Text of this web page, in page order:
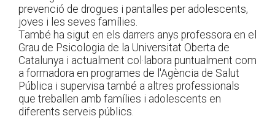
prevenció de drogues i pantalles per adolescents,
joves i les seves famílies.
També ha sigut en els darrers anys professora en el
Grau de Psicologia de la Universitat Oberta de
Catalunya i actualment col·labora puntualment com
a formadora en programes de l'Agència de Salut
Pública i supervisa també a altres professionals
que treballen amb famílies i adolescents en
diferents serveis públics.